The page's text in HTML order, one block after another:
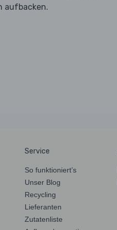
aufbacken.
Service
So funktioniert’s
Unser Blog
Recycling
Lieferanten
Zutatenliste